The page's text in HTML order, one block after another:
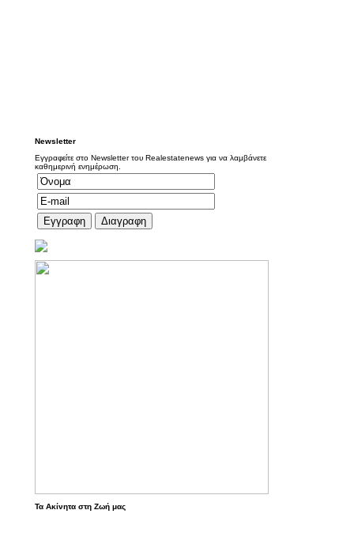
Newsletter
Εγγραφείτε στο Newsletter του Realestatenews για να λαμβάνετε
καθημερινή ενημέρωση.
Τα Ακίνητα στη Ζωή μας